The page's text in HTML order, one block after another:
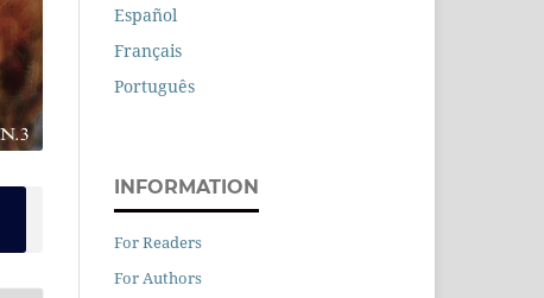
Español
Français
Português
INFORMATION
For Readers
For Authors